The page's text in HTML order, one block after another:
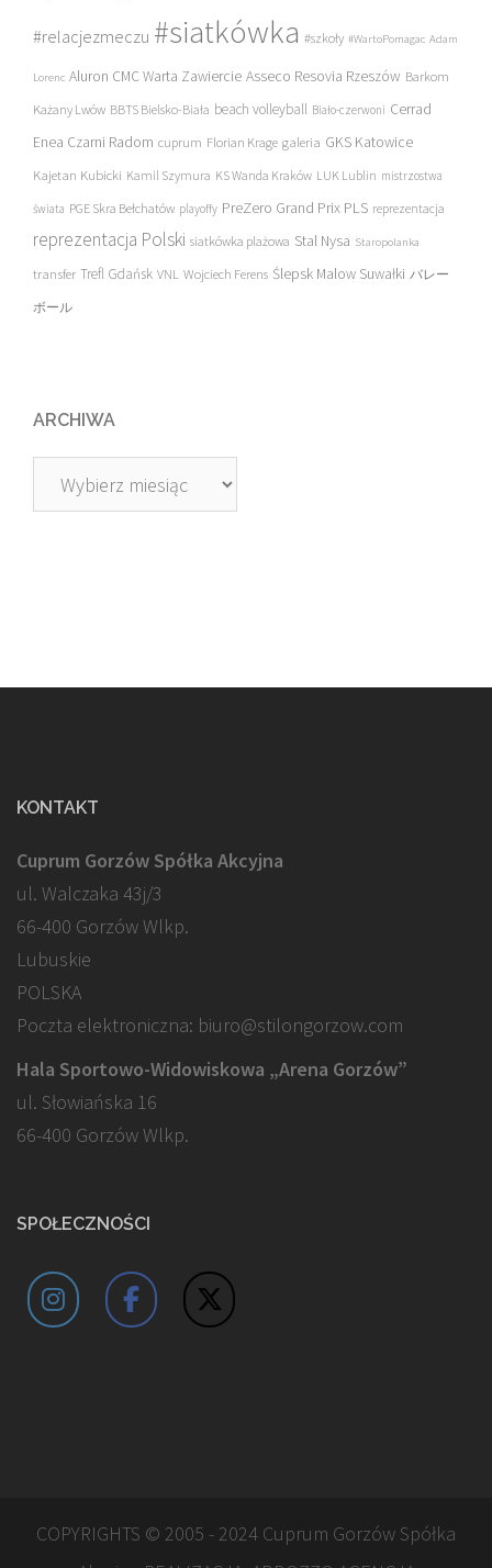
#relacjezmeczu #siatkówka #szkoły #WartoPomagac Adam
Lorenc Aluron CMC Warta Zawiercie Asseco Resovia Rzeszów Barkom
Każany Lwów BBTS Bielsko-Biała beach volleyball Biało-czerwoni Cerrad
Enea Czarni Radom cuprum Florian Krage galeria GKS Katowice
Kajetan Kubicki Kamil Szymura KS Wanda Kraków LUK Lublin mistrzostwa
świata PGE Skra Bełchatów playoffy PreZero Grand Prix PLS reprezentacja
reprezentacja Polski siatkówka plażowa Stal Nysa Staropolanka
transfer Trefl Gdańsk VNL Wojciech Ferens Ślepsk Malow Suwałki バレー
ボール
ARCHIWA
Archiwa
KONTAKT
Cuprum Gorzów Spółka Akcyjna
ul. Walczaka 43j/3
66-400 Gorzów Wlkp.
Lubuskie
POLSKA
Poczta elektroniczna: biuro@stilongorzow.com
Hala Sportowo-Widowiskowa „Arena Gorzów”
ul. Słowiańska 16
66-400 Gorzów Wlkp.
SPOŁECZNOŚCI
COPYRIGHTS © 2005 - 2024 Cuprum Gorzów Spółka